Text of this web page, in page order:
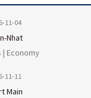
11-04
Nhat
| Economy
11-11
Main